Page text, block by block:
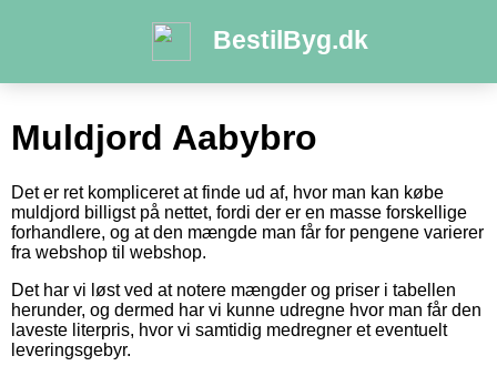
BestilByg.dk
Muldjord Aabybro
Det er ret kompliceret at finde ud af, hvor man kan købe
muldjord billigst på nettet, fordi der er en masse forskellige
forhandlere, og at den mængde man får for pengene varierer
fra webshop til webshop.
Det har vi løst ved at notere mængder og priser i tabellen
herunder, og dermed har vi kunne udregne hvor man får den
laveste literpris, hvor vi samtidig medregner et eventuelt
leveringsgebyr.